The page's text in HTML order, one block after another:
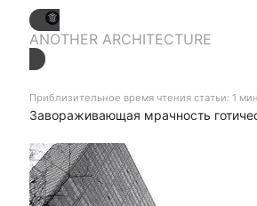
ANOTHER ARCHITECTURE
Приблизительное время чтения статьи: 1
Завораживающая мрачность